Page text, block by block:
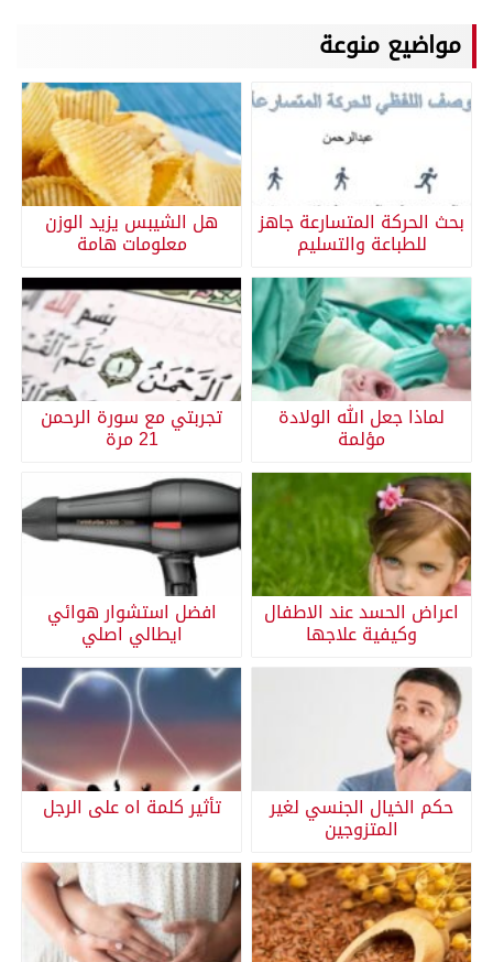
مواضيع منوعة
بحث الحركة المتسارعة جاهز
للطباعة والتسليم
هل الشيبس يزيد الوزن
معلومات هامة
لماذا جعل الله الولادة
مؤلمة
تجربتي مع سورة الرحمن
21 مرة
اعراض الحسد عند الاطفال
وكيفية علاجها
افضل استشوار هوائي
ايطالي اصلي
حكم الخيال الجنسي لغير
المتزوجين
تأثير كلمة اه على الرجل